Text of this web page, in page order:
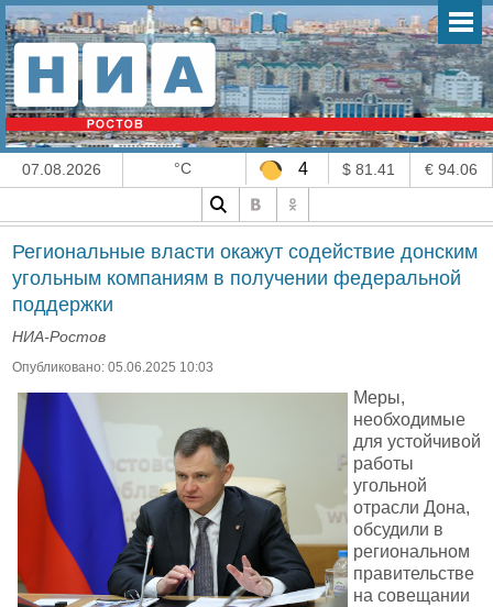
07.08.2026 °C 4 $ 81.41 € 94.06
Региональные власти окажут содействие донским
угольным компаниям в получении федеральной
поддержки
НИА-Ростов
Опубликовано: 05.06.2025 10:03
Меры,
необходимые
для устойчивой
работы
угольной
отрасли Дона,
обсудили в
региональном
правительстве
на совещании